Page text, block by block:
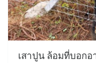
เสาปูน ล้อมที่บอก